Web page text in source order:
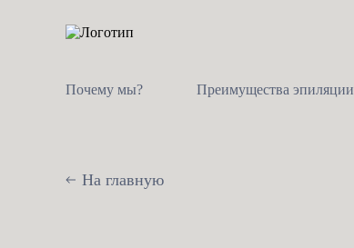
Почему мы? Преимущества эпиляции
На главную